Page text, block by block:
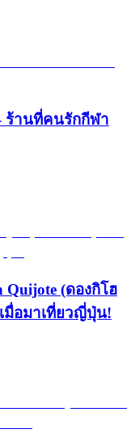
ร้านที่คนรักกีฬา
(ดองกิโฮ
มื่อมาเที่ยวญี่ปุ่น!